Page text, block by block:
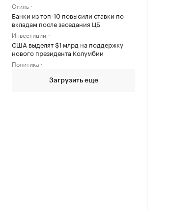
Стиль
Банки из топ-10 повысили ставки по
вкладам после заседания ЦБ
Инвестиции
США выделят $1 млрд на поддержку
нового президента Колумбии
Политика
Загрузить еще